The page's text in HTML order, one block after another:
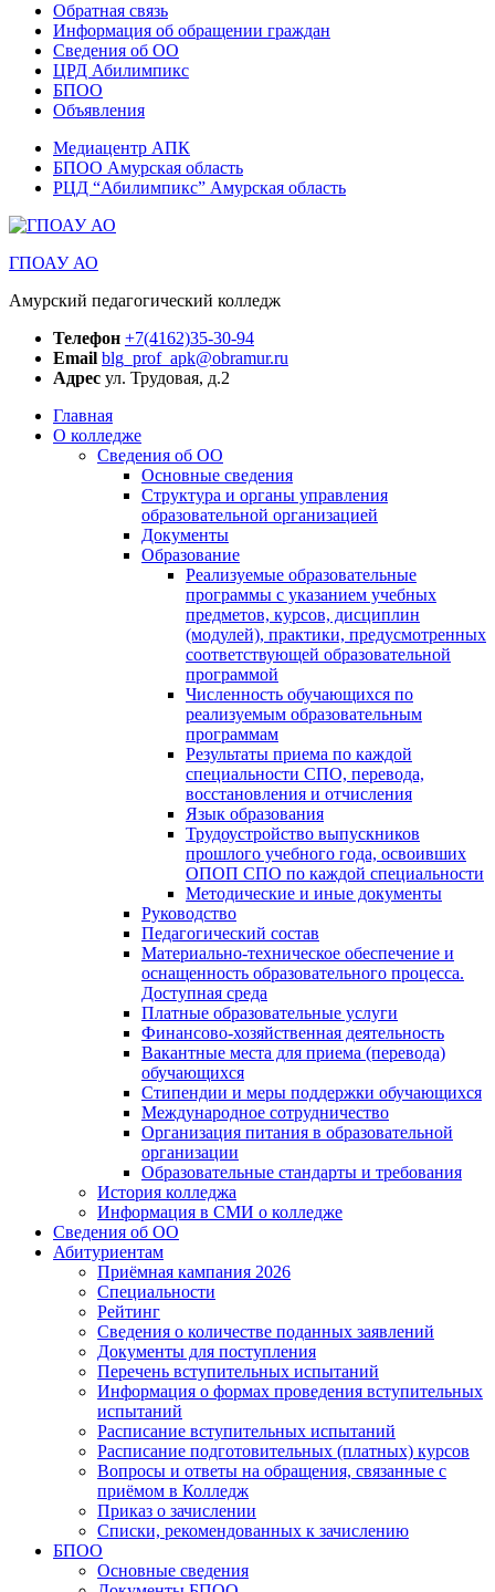
Обратная связь
Информация об обращении граждан
Сведения об ОО
ЦРД Абилимпикс
БПОО
Объявления
Медиацентр АПК
БПОО Амурская область
РЦД “Абилимпикс” Амурская область
ГПОАУ АО
Амурский педагогический колледж
Телефон +7(4162)35-30-94
Email blg_prof_apk@obramur.ru
Адрес ул. Трудовая, д.2
Главная
О колледже
Сведения об ОО
Основные сведения
Структура и органы управления
образовательной организацией
Документы
Образование
Реализуемые образовательные
программы с указанием учебных
предметов, курсов, дисциплин
(модулей), практики, предусмотренных
соответствующей образовательной
программой
Численность обучающихся по
реализуемым образовательным
программам
Результаты приема по каждой
специальности СПО, перевода,
восстановления и отчисления
Язык образования
Трудоустройство выпускников
прошлого учебного года, освоивших
ОПОП СПО по каждой специальности
Методические и иные документы
Руководство
Педагогический состав
Материально-техническое обеспечение и
оснащенность образовательного процесса.
Доступная среда
Платные образовательные услуги
Финансово-хозяйственная деятельность
Вакантные места для приема (перевода)
обучающихся
Стипендии и меры поддержки обучающихся
Международное сотрудничество
Организация питания в образовательной
организации
Образовательные стандарты и требования
История колледжа
Информация в СМИ о колледже
Сведения об ОО
Абитуриентам
Приёмная кампания 2026
Специальности
Рейтинг
Сведения о количестве поданных заявлений
Документы для поступления
Перечень вступительных испытаний
Информация о формах проведения вступительных
испытаний
Расписание вступительных испытаний
Расписание подготовительных (платных) курсов
Вопросы и ответы на обращения, связанные с
приёмом в Колледж
Приказ о зачислении
Списки, рекомендованных к зачислению
БПОО
Основные сведения